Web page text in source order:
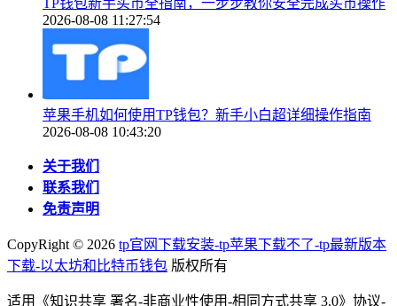
TP钱包新手买币全指南，一步步教你安全完成买币操作
2026-08-08 11:27:54
苹果手机如何使用TP钱包？新手小白超详细操作指南
2026-08-08 10:43:20
关于我们
联系我们
免责声明
CopyRight © 2026 tp官网下载安装-tp苹果下载不了-tp最新版本
下载-以太坊和比特币钱包 版权所有
适用《知识共享 署名-非商业性使用-相同方式共享 3.0》协议-